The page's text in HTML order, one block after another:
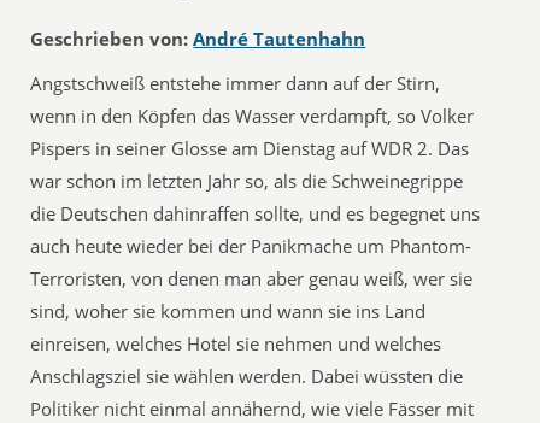
Geschrieben von: André Tautenhahn
Angstschweiß entstehe immer dann auf der Stirn,
wenn in den Köpfen das Wasser verdampft, so Volker
Pispers in seiner Glosse am Dienstag auf WDR 2. Das
war schon im letzten Jahr so, als die Schweinegrippe
die Deutschen dahinraffen sollte, und es begegnet uns
auch heute wieder bei der Panikmache um Phantom-
Terroristen, von denen man aber genau weiß, wer sie
sind, woher sie kommen und wann sie ins Land
einreisen, welches Hotel sie nehmen und welches
Anschlagsziel sie wählen werden. Dabei wüssten die
Politiker nicht einmal annähernd, wie viele Fässer mit